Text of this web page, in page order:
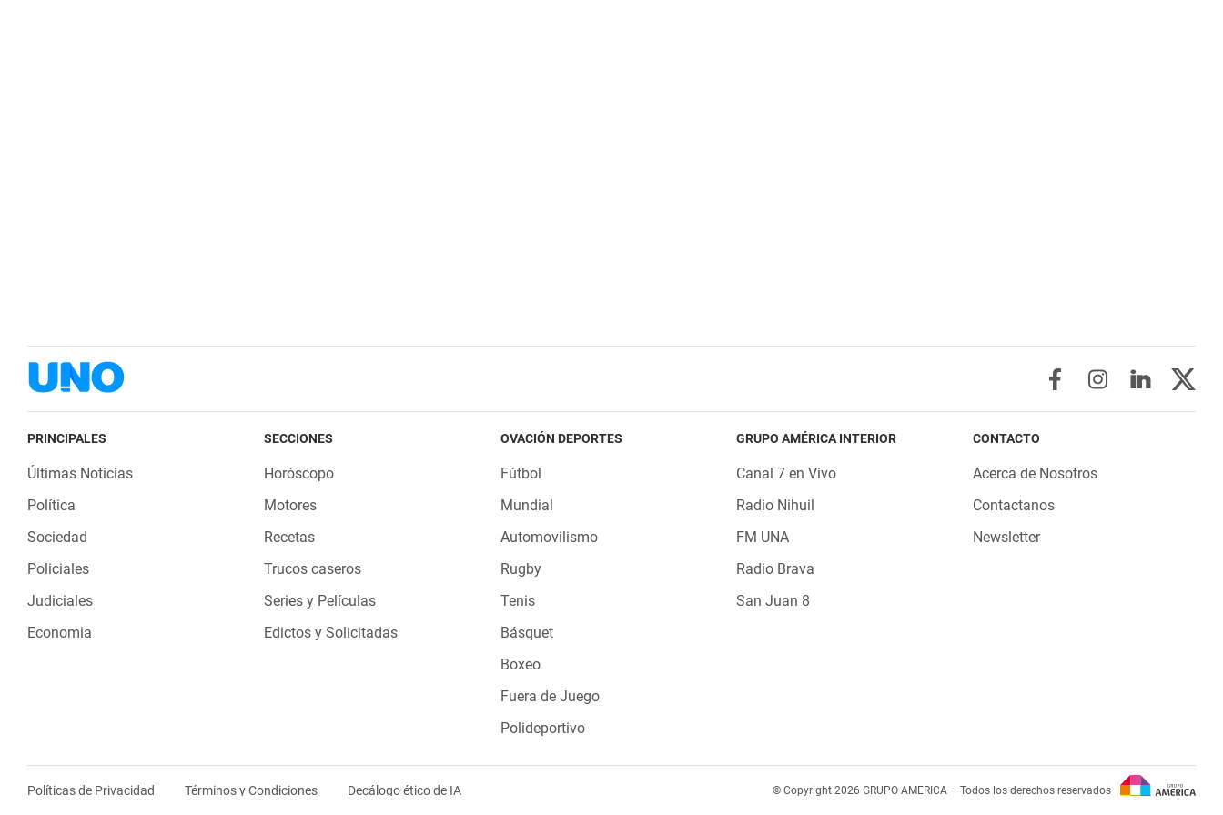
PRINCIPALES
Últimas Noticias
Política
Sociedad
Policiales
Judiciales
Economia
SECCIONES
Horóscopo
Motores
Recetas
Trucos caseros
Series y Películas
Edictos y Solicitadas
OVACIÓN DEPORTES
Fútbol
Mundial
Automovilismo
Rugby
Tenis
Básquet
Boxeo
Fuera de Juego
Polideportivo
GRUPO AMÉRICA INTERIOR
Canal 7 en Vivo
Radio Nihuil
FM UNA
Radio Brava
San Juan 8
CONTACTO
Acerca de Nosotros
Contactanos
Newsletter
Políticas de Privacidad Términos y Condiciones Decálogo ético de IA © Copyright 2026 GRUPO AMERICA – Todos los derechos reservados